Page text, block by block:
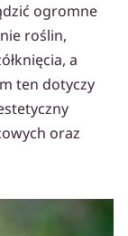
ogromne
roślin,
a
ten dotyczy
oraz